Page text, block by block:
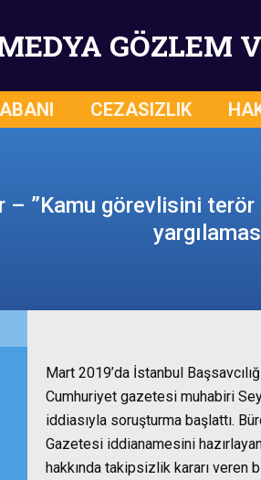
GÖZLEM
CEZASIZLIK
– ”Kamu görevlisini
Mart 2019’da İstanbul
Cumhuriyet gazetesi muhabiri
iddiasıyla soruşturma başlattı.
Gazetesi iddianamesini
hakkında takipsizlik kararı veren